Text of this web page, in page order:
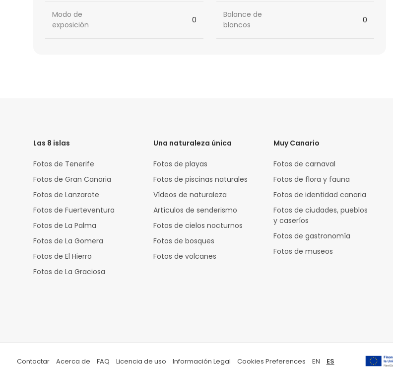
Modo de
exposición
0
Balance de
blancos
0
Las 8 islas
Fotos de Tenerife
Fotos de Gran Canaria
Fotos de Lanzarote
Fotos de Fuerteventura
Fotos de La Palma
Fotos de La Gomera
Fotos de El Hierro
Fotos de La Graciosa
Una naturaleza única
Fotos de playas
Fotos de piscinas naturales
Vídeos de naturaleza
Artículos de senderismo
Fotos de cielos nocturnos
Fotos de bosques
Fotos de volcanes
Muy Canario
Fotos de carnaval
Fotos de flora y fauna
Fotos de identidad canaria
Fotos de ciudades, pueblos
y caseríos
Fotos de gastronomía
Fotos de museos
Contactar Acerca de FAQ Licencia de uso Información Legal Cookies Preferences EN ES